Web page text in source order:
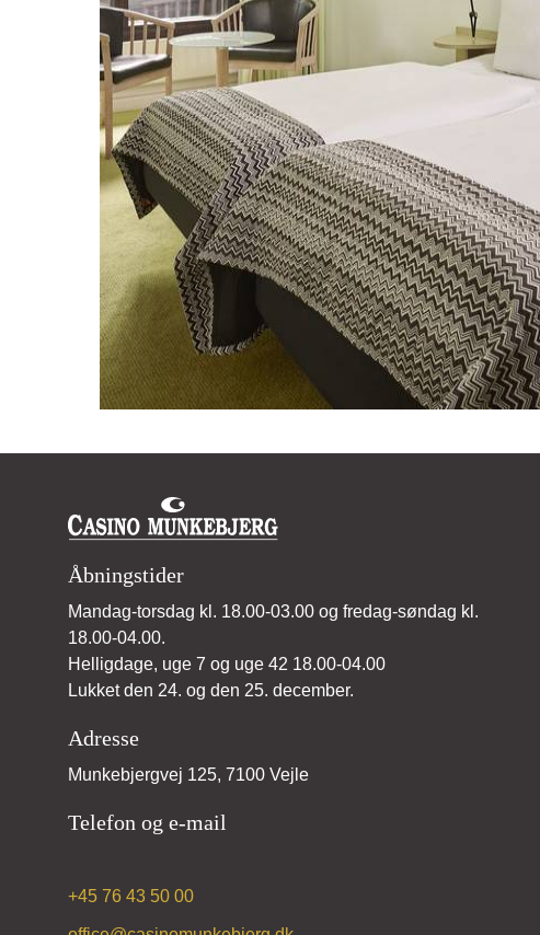
Åbningstider
Mandag-torsdag kl. 18.00-03.00 og fredag-søndag kl.
18.00-04.00.
Helligdage, uge 7 og uge 42 18.00-04.00
Lukket den 24. og den 25. december.
Adresse
Munkebjergvej 125, 7100 Vejle
Telefon og e-mail
+45 76 43 50 00